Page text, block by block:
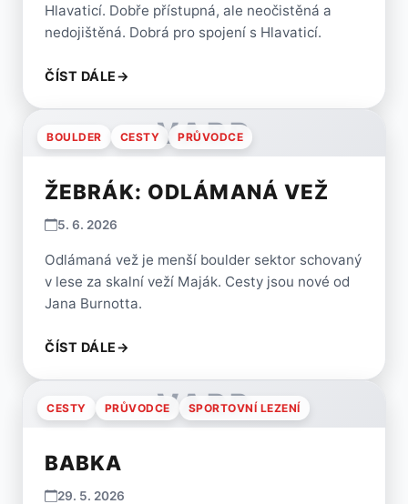
Hlavaticí. Dobře přístupná, ale neočistěná a
nedojištěná. Dobrá pro spojení s Hlavaticí.
ČÍST DÁLE→
VARP
BOULDER CESTY PRŮVODCE
ŽEBRÁK: ODLÁMANÁ VEŽ
5. 6. 2026
Odlámaná vež je menší boulder sektor schovaný
v lese za skalní veží Maják. Cesty jsou nové od
Jana Burnotta.
ČÍST DÁLE→
VARP
CESTY PRŮVODCE SPORTOVNÍ LEZENÍ
BABKA
29. 5. 2026